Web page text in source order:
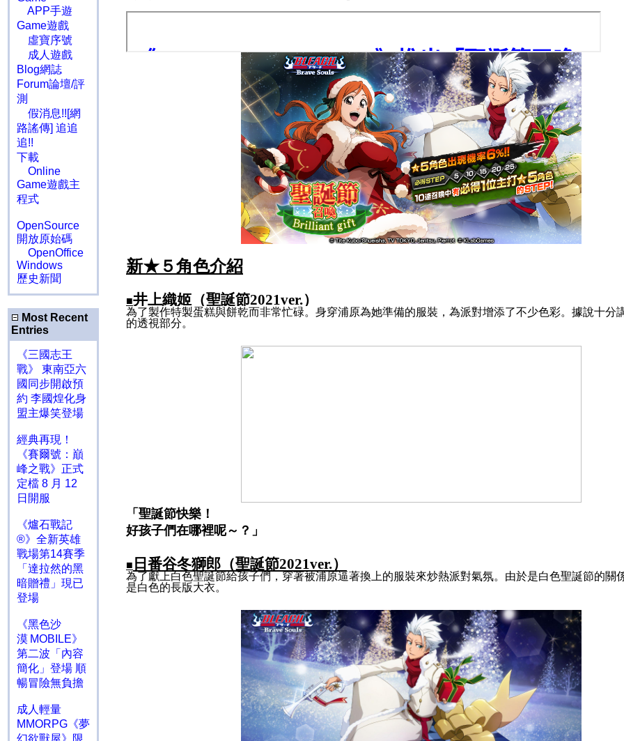
APP手遊
Game遊戲
虛寶序號
成人遊戲
Blog網誌
Forum論壇/評
測
假消息!![網
路謠傳] 追追
追!!
下載
Online
Game遊戲主
程式
OpenSource
開放原始碼
OpenOffice
Windows
歷史新聞
Most Recent
Entries
《三國志王
戰》 東南亞六
國同步開啟預
約 李國煌化身
盟主爆笑登場
經典再現！
《賽爾號：巔
峰之戰》正式
定檔 8 月 12
日開服
《爐石戰記
®》全新英雄
戰場第14賽季
「達拉然的黑
暗贈禮」現已
登場
《黑色沙
漠 MOBILE》
第二波「內容
簡化」登場 順
暢冒險無負擔
成人輕量
MMORPG《夢
幻欲獸屋》限
新★５角色介紹
■井上織姬（聖誕節2021ver.）
為了製作特製蛋糕與餅乾而非常忙碌。身穿浦原為她準備的服裝，為派對增添了不少色彩。據說十分
的透視部分。
「聖誕節快樂！
好孩子們在哪裡呢～？」
■ 日番谷冬獅郎（聖誕節2021ver.）
為了獻上白色聖誕節給孩子們，穿著被浦原逼著換上的服裝來炒熱派對氣氛。由於是白色聖誕節的關
是白色的長版大衣。